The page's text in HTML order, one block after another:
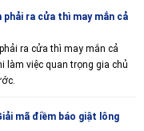
phải ra cửa thì may mắn cả
ra cửa thì may mắn cả
làm việc quan trọng gia chủ
mã điềm báo giật lông